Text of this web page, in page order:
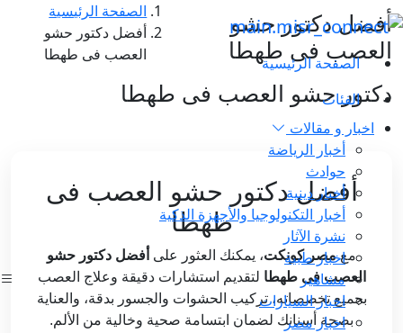
الصفحة الرئيسية
الفئات
اخبار و مقالات
أخبار الرياضة
حوادث
أخبار دينية
أخبار التكنولوجيا والأجهزة الذكية
نشرة الآثار
اخبار طبية
مشاهير
اخبار السيارات
اخبار مصر
أفضل دكتور حشو
العصب فى طهطا
الصفحة الرئيسية
أفضل دكتور حشو
العصب فى طهطا
دكتور حشو العصب فى طهطا
أفضل دكتور حشو العصب فى
طهطا
معمصر كونكت، يمكنك العثور على أفضل دكتور حشو
العصب فى طهطا لتقديم استشارات دقيقة وعلاج العصب
بجميع تخصصاته، تركيب الحشوات والجسور بدقة، والعناية
بصحة أسنانك لضمان ابتسامة صحية وخالية من الألم.